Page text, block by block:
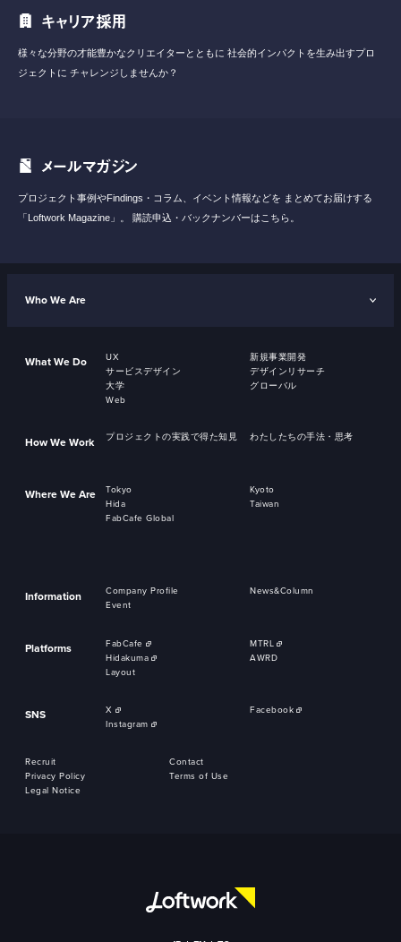
キャリア採用
様々な分野の才能豊かなクリエイターとともに 社会的インパクトを生み出すプロ
ジェクトに チャレンジしませんか？
メールマガジン
プロジェクト事例やFindings・コラム、イベント情報などを まとめてお届けする
「Loftwork Magazine」。
購読申込・バックナンバーはこちら。
Who We Are
What We Do UX
新規事業開発
サービスデザイン
デザインリサーチ
大学
グローバル
Web
How We Work プロジェクトの実践で得た知見 わたしたちの手法・思考
Where We Are Tokyo
Kyoto
Hida
Taiwan
FabCafe Global
Information Company Profile
News&Column
Event
Platforms FabCafe
MTRL
Hidakuma
AWRD
Layout
SNS X
Facebook
Instagram
Recruit
Contact
Privacy Policy
Terms of Use
Legal Notice